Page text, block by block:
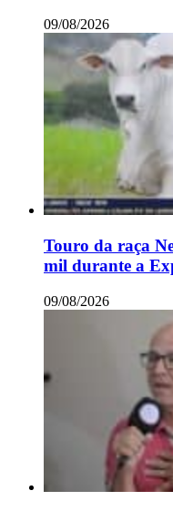
09/08/2026
Touro da raça
mil durante a
09/08/2026